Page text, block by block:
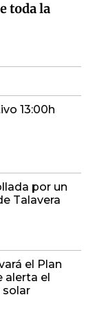
toda la
13:00h
por un
Talavera
el Plan
alerta el
solar